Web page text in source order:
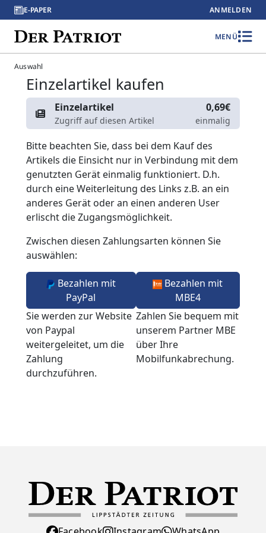
E-PAPER ANMELDEN
MENÜ
Auswahl
Einzelartikel kaufen
Einzelartikel
Zugriff auf diesen Artikel
0,69€
einmalig
Bitte beachten Sie, dass bei dem Kauf des
Artikels die Einsicht nur in Verbindung mit dem
genutzten Gerät einmalig funktioniert. D.h.
durch eine Weiterleitung des Links z.B. an ein
anderes Gerät oder an einen anderen User
erlischt die Zugangsmöglichkeit.
Zwischen diesen Zahlungsarten können Sie
auswählen:
Bezahlen mit
PayPal
Sie werden zur Website
von Paypal
weitergeleitet, um die
Zahlung
durchzuführen.
Bezahlen mit
MBE4
Zahlen Sie bequem mit
unserem Partner MBE
über Ihre
Mobilfunkabrechung.